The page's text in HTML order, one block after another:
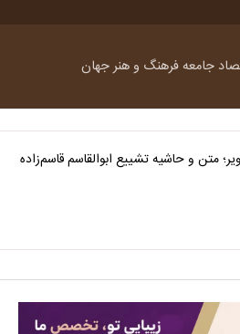
جامعهفرهنگ و هنرجهان
متن و حاشیه تشییع ابوالقاسم قاسم‌زاده